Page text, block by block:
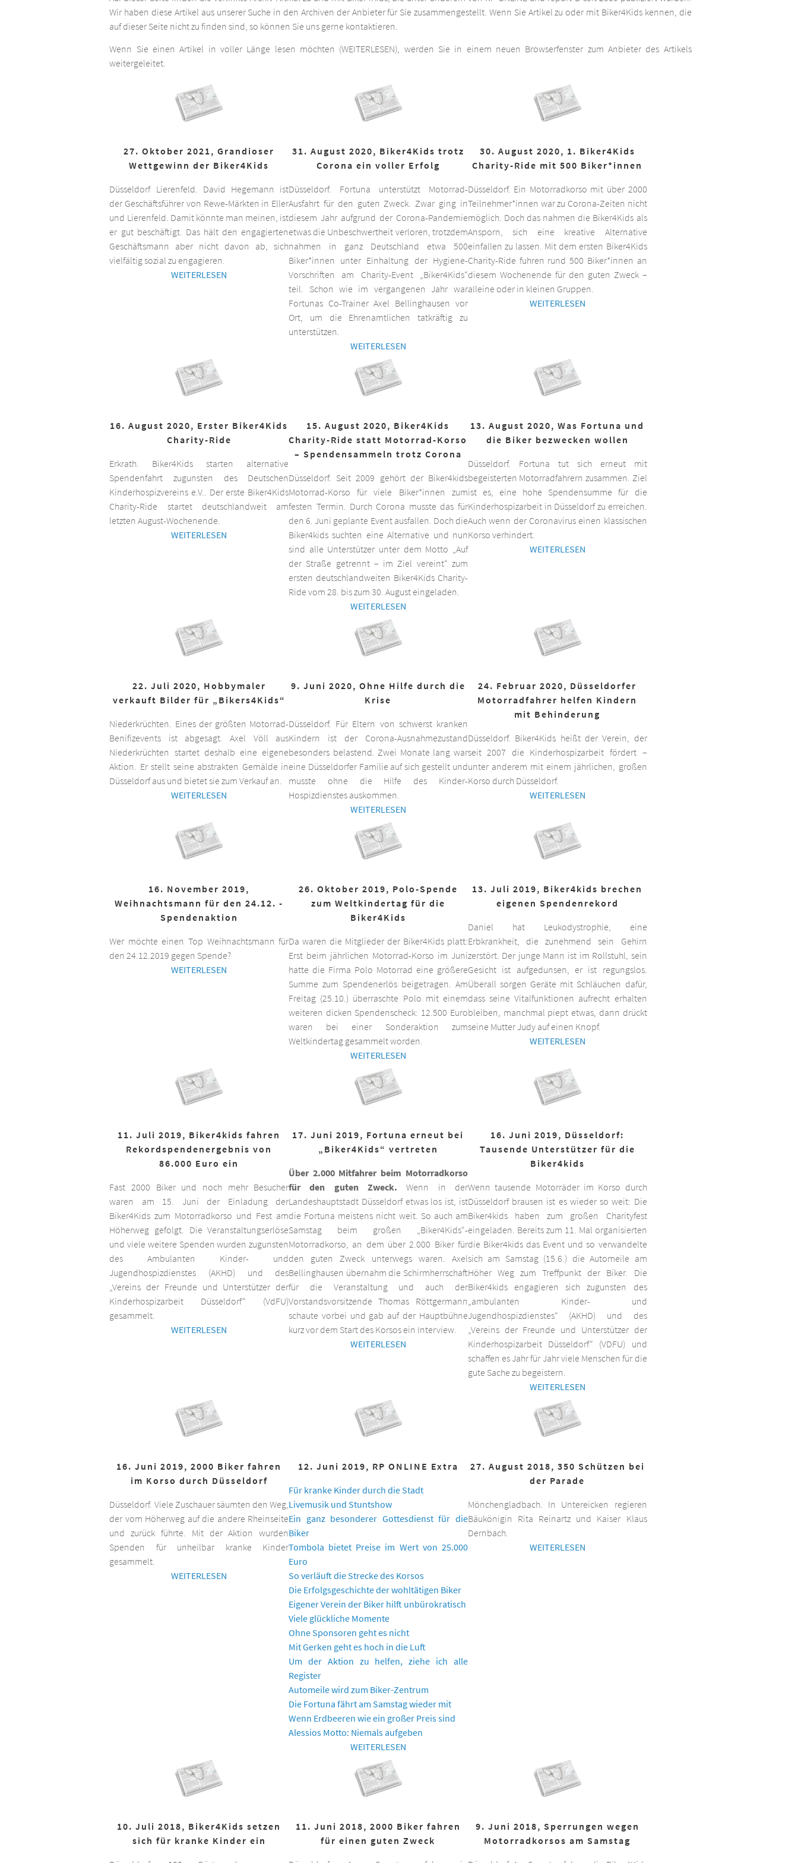
Wir haben diese Artikel aus unserer Suche in den Archiven der Anbieter für Sie zusammengestellt. Wenn Sie Artikel zu oder mit Biker4Kids kennen, die
auf dieser Seite nicht zu finden sind, so können Sie uns gerne kontaktieren.
Wenn Sie einen Artikel in voller Länge lesen möchten (WEITERLESEN), werden Sie in einem neuen Browserfenster zum Anbieter des Artikels
weitergeleitet.
27. Oktober 2021, Grandioser
Wettgewinn der Biker4Kids
Düsseldorf Lierenfeld. David Hegemann ist
der Geschäftsführer von Rewe-Märkten in Eller
und Lierenfeld. Damit könnte man meinen, ist
er gut beschäftigt. Das hält den engagierten
Geschäftsmann aber nicht davon ab, sich
vielfältig sozial zu engagieren.
WEITERLESEN
31. August 2020, Biker4Kids trotz
Corona ein voller Erfolg
Düsseldorf. Fortuna unterstützt Motorrad-
Ausfahrt für den guten Zweck. Zwar ging in
diesem Jahr aufgrund der Corona-Pandemie
etwas die Unbeschwertheit verloren, trotzdem
nahmen in ganz Deutschland etwa 500
Biker*innen unter Einhaltung der Hygiene-
Vorschriften am Charity-Event „Biker4Kids“
teil. Schon wie im vergangenen Jahr war
Fortunas Co-Trainer Axel Bellinghausen vor
Ort, um die Ehrenamtlichen tatkräftig zu
unterstützen.
WEITERLESEN
30. August 2020, 1. Biker4Kids
Charity-Ride mit 500 Biker*innen
Düsseldorf. Ein Motorradkorso mit über 2000
Teilnehmer*innen war zu Corona-Zeiten nicht
möglich. Doch das nahmen die Biker4Kids als
Ansporn, sich eine kreative Alternative
einfallen zu lassen. Mit dem ersten Biker4Kids
Charity-Ride fuhren rund 500 Biker*innen an
diesem Wochenende für den guten Zweck –
alleine oder in kleinen Gruppen.
WEITERLESEN
16. August 2020, Erster Biker4Kids
Charity-Ride
Erkrath. Biker4Kids starten alternative
Spendenfahrt zugunsten des Deutschen
Kinderhospizvereins e.V.. Der erste Biker4Kids
Charity-Ride startet deutschlandweit am
letzten August-Wochenende.
WEITERLESEN
15. August 2020, Biker4Kids
Charity-Ride statt Motorrad-Korso
– Spendensammeln trotz Corona
Düsseldorf. Seit 2009 gehört der Biker4kids
Motorrad-Korso für viele Biker*innen zum
festen Termin. Durch Corona musste das für
den 6. Juni geplante Event ausfallen. Doch die
Biker4kids suchten eine Alternative und nun
sind alle Unterstützer unter dem Motto „Auf
der Straße getrennt – im Ziel vereint“ zum
ersten deutschlandweiten Biker4Kids Charity-
Ride vom 28. bis zum 30. August eingeladen.
WEITERLESEN
13. August 2020, Was Fortuna und
die Biker bezwecken wollen
Düsseldorf. Fortuna tut sich erneut mit
begeisterten Motorradfahrern zusammen. Ziel
ist es, eine hohe Spendensumme für die
Kinderhospizarbeit in Düsseldorf zu erreichen.
Auch wenn der Coronavirus einen klassischen
Korso verhindert.
WEITERLESEN
22. Juli 2020, Hobbymaler
verkauft Bilder für „Bikers4Kids“
Niederkrüchten. Eines der größten Motorrad-
Benifizevents ist abgesagt. Axel Völl aus
Niederkrüchten startet deshalb eine eigene
Aktion. Er stellt seine abstrakten Gemälde in
Düsseldorf aus und bietet sie zum Verkauf an.
WEITERLESEN
9. Juni 2020, Ohne Hilfe durch die
Krise
Düsseldorf. Für Eltern von schwerst kranken
Kindern ist der Corona-Ausnahmezustand
besonders belastend. Zwei Monate lang war
eine Düsseldorfer Familie auf sich gestellt und
musste ohne die Hilfe des Kinder-
Hospizdienstes auskommen.
WEITERLESEN
24. Februar 2020, Düsseldorfer
Motorradfahrer helfen Kindern
mit Behinderung
Düsseldorf. Biker4Kids heißt der Verein, der
seit 2007 die Kinderhospizarbeit fördert –
unter anderem mit einem jährlichen, großen
Korso durch Düsseldorf.
WEITERLESEN
16. November 2019,
Weihnachtsmann für den 24.12. -
Spendenaktion
Wer möchte einen Top Weihnachtsmann für
den 24.12.2019 gegen Spende?
WEITERLESEN
26. Oktober 2019, Polo-Spende
zum Weltkindertag für die
Biker4Kids
Da waren die Mitglieder der Biker4Kids platt:
Erst beim jährlichen Motorrad-Korso im Juni
hatte die Firma Polo Motorrad eine größere
Summe zum Spendenerlös beigetragen. Am
Freitag (25.10.) überraschte Polo mit einem
weiteren dicken Spendenscheck: 12.500 Euro
waren bei einer Sonderaktion zum
Weltkindertag gesammelt worden.
WEITERLESEN
13. Juli 2019, Biker4kids brechen
eigenen Spendenrekord
Daniel hat Leukodystrophie, eine
Erbkrankheit, die zunehmend sein Gehirn
zerstört. Der junge Mann ist im Rollstuhl, sein
Gesicht ist aufgedunsen, er ist regungslos.
Überall sorgen Geräte mit Schläuchen dafür,
dass seine Vitalfunktionen aufrecht erhalten
bleiben, manchmal piept etwas, dann drückt
seine Mutter Judy auf einen Knopf.
WEITERLESEN
11. Juli 2019, Biker4kids fahren
Rekordspendenergebnis von
86.000 Euro ein
Fast 2000 Biker und noch mehr Besucher
waren am 15. Juni der Einladung der
Biker4Kids zum Motorradkorso und Fest am
Höherweg gefolgt. Die Veranstaltungserlöse
und viele weitere Spenden wurden zugunsten
des Ambulanten Kinder- und
Jugendhospizdienstes (AKHD) und des
„Vereins der Freunde und Unterstützer der
Kinderhospizarbeit Düsseldorf“ (VdFU)
gesammelt.
WEITERLESEN
17. Juni 2019, Fortuna erneut bei
„Biker4Kids“ vertreten
Über 2.000 Mitfahrer beim Motorradkorso
für den guten Zweck. Wenn in der
Landeshauptstadt Düsseldorf etwas los ist, ist
die Fortuna meistens nicht weit. So auch am
Samstag beim großen „Biker4Kids“-
Motorradkorso, an dem über 2.000 Biker für
den guten Zweck unterwegs waren. Axel
Bellinghausen übernahm die Schirmherrschaft
für die Veranstaltung und auch der
Vorstandsvorsitzende Thomas Röttgermann
schaute vorbei und gab auf der Hauptbühne
kurz vor dem Start des Korsos ein Interview.
WEITERLESEN
16. Juni 2019, Düsseldorf:
Tausende Unterstützer für die
Biker4kids
Wenn tausende Motorräder im Korso durch
Düsseldorf brausen ist es wieder so weit: Die
Biker4kids haben zum großen Charityfest
eingeladen. Bereits zum 11. Mal organisierten
die Biker4kids das Event und so verwandelte
sich am Samstag (15.6.) die Automeile am
Höher Weg zum Treffpunkt der Biker. Die
Biker4kids engagieren sich zugunsten des
„ambulanten Kinder- und
Jugendhospizdienstes“ (AKHD) und des
„Vereins der Freunde und Unterstützer der
Kinderhospizarbeit Düsseldorf“ (VDFU) und
schaffen es Jahr für Jahr viele Menschen für die
gute Sache zu begeistern.
WEITERLESEN
16. Juni 2019, 2000 Biker fahren
im Korso durch Düsseldorf
Düsseldorf. Viele Zuschauer säumten den Weg,
der vom Höherweg auf die andere Rheinseite
und zurück führte. Mit der Aktion wurden
Spenden für unheilbar kranke Kinder
gesammelt.
WEITERLESEN
12. Juni 2019, RP ONLINE Extra
Für kranke Kinder durch die Stadt
Livemusik und Stuntshow
Ein ganz besonderer Gottesdienst für die
Biker
Tombola bietet Preise im Wert von 25.000
Euro
So verläuft die Strecke des Korsos
Die Erfolgsgeschichte der wohltätigen Biker
Eigener Verein der Biker hilft unbürokratisch
Viele glückliche Momente
Ohne Sponsoren geht es nicht
Mit Gerken geht es hoch in die Luft
Um der Aktion zu helfen, ziehe ich alle
Register
Automeile wird zum Biker-Zentrum
Die Fortuna fährt am Samstag wieder mit
Wenn Erdbeeren wie ein großer Preis sind
Alessios Motto: Niemals aufgeben
WEITERLESEN
27. August 2018, 350 Schützen bei
der Parade
Mönchengladbach. In Untereicken regieren
Bäukönigin Rita Reinartz und Kaiser Klaus
Dernbach.
WEITERLESEN
10. Juli 2018, Biker4Kids setzen
sich für kranke Kinder ein
11. Juni 2018, 2000 Biker fahren
für einen guten Zweck
9. Juni 2018, Sperrungen wegen
Motorradkorsos am Samstag